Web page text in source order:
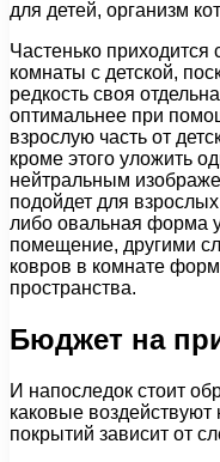
для детей, организм
Частенько
комнаты с детской,
редкость своя
оптимальнее при
взрослую часть от
кроме этого уложить
нейтральным
подойдет для
либо овальная форма
помещение, другими
ковров в комнате
пространства.
Бюджет на
И напоследок стоит
каковые воздействуют
покрытий зависит от